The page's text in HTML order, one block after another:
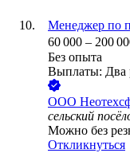
Менеджер по
60 000 – 200
Без опыта
Выплаты: Два
ООО
сельский
Можно без
Откликнуться